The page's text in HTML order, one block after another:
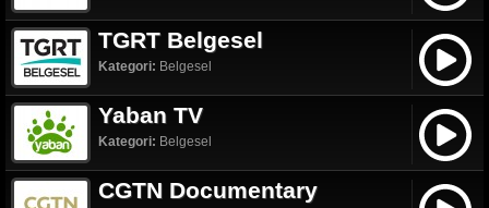
TGRT Belgesel
Kategori: Belgesel
Yaban TV
Kategori: Belgesel
CGTN Documentary